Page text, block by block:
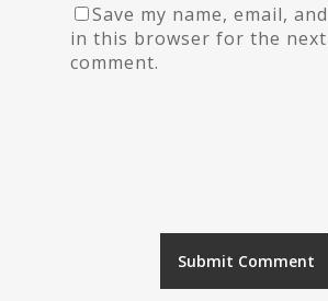
Save my name, email,
in this browser for the
comment.